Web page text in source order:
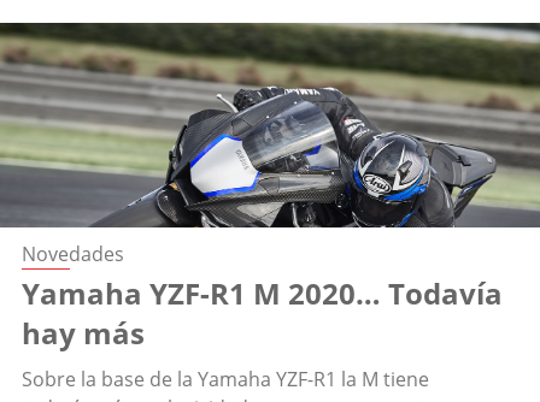
Novedades
Yamaha YZF-R1 M 2020… Todavía
hay más
Sobre la base de la Yamaha YZF-R1 la M tiene